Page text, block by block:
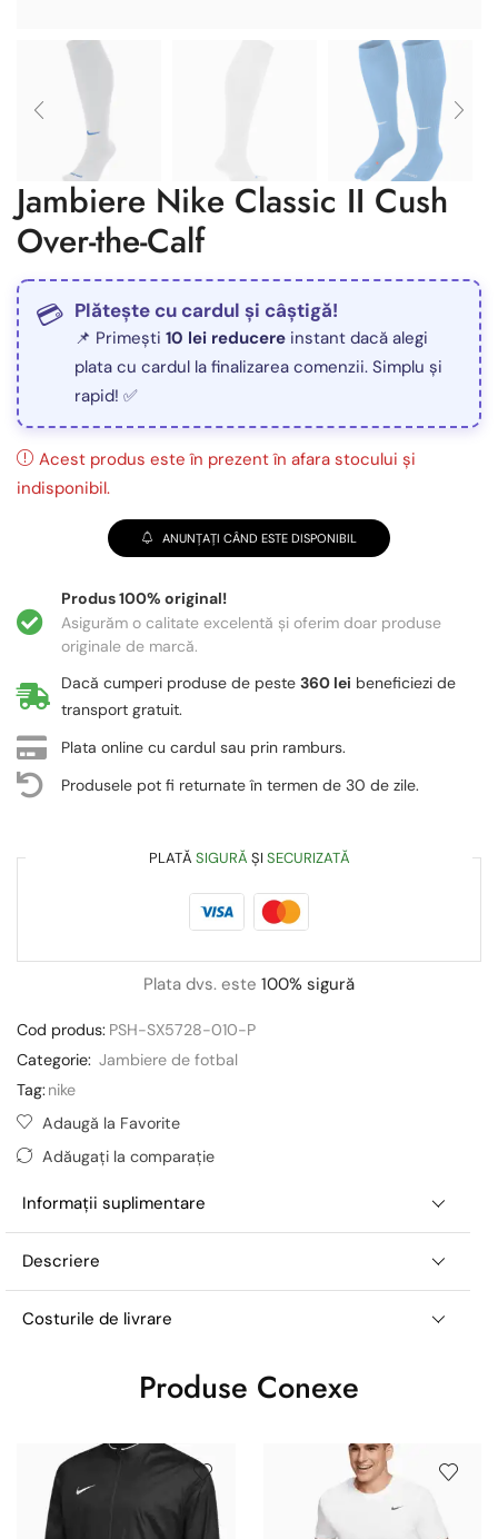
Jambiere Nike Classic II Cush
Over-the-Calf
Plătește cu cardul și câștigă!
📌 Primești 10 lei reducere instant dacă alegi
plata cu cardul la finalizarea comenzii. Simplu și
rapid! ✅
Acest produs este în prezent în afara stocului și
indisponibil.
ANUNȚAȚI CÂND ESTE DISPONIBIL
Produs 100% original!
Asigurăm o calitate excelentă și oferim doar produse
originale de marcă.
Dacă cumperi produse de peste 360 lei beneficiezi de
transport gratuit.
Plata online cu cardul sau prin ramburs.
Produsele pot fi returnate în termen de 30 de zile.
PLATĂ SIGURĂ ȘI SECURIZATĂ
Plata dvs. este 100% sigură
Cod produs: PSH-SX5728-010-P
Categorie: Jambiere de fotbal
Tag:nike
Adaugă la Favorite
Adăugați la comparație
Informații suplimentare
Descriere
Costurile de livrare
Produse Conexe